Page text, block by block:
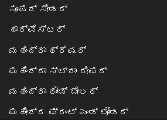
ಸೂಪರ್ ಸೀಡರ್
ಹಾರ್ವೆಸ್ಟರ್
ಮಹಿಂದ್ರಾ ಥ್ರೆಷರ್
ಮಹಿಂದ್ರಾ ಸ್ಟ್ರಾ ರೀಪರ್
ಮಹಿಂದ್ರಾ ರೌಂಡ್ ಬೇಲರ್
ಮಹೀಂದ್ರ ಫ್ರಂಟ್ ಎಂಡ್ ಲೋಡರ್